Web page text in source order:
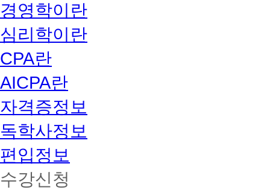
경영학이란
심리학이란
CPA란
AICPA란
자격증정보
독학사정보
편입정보
수강신청